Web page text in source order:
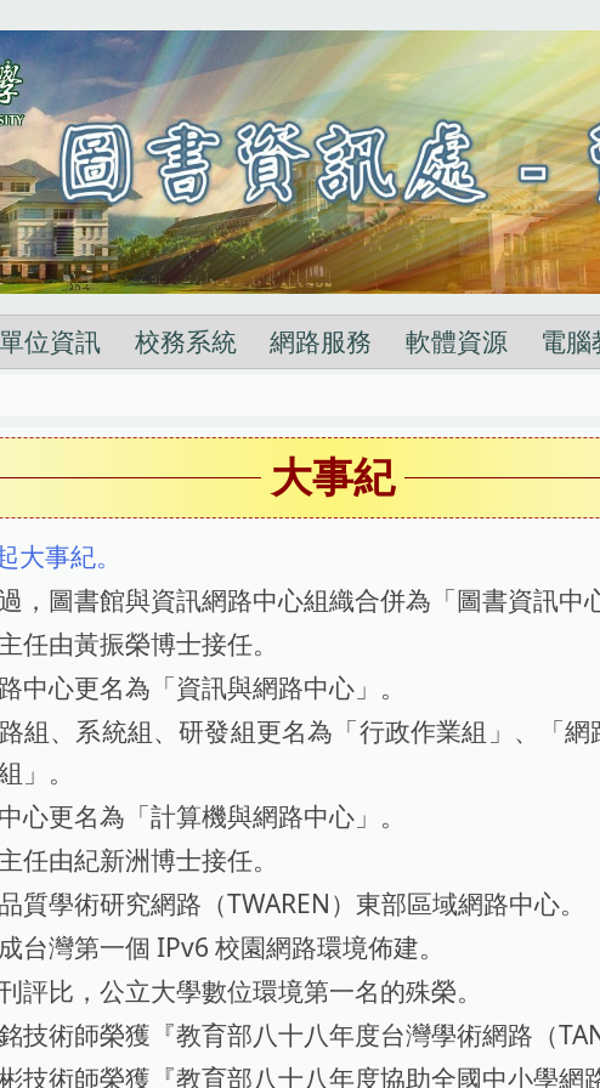
單位資訊 校務系統 網路服務 軟體資源 電腦
大事紀
大事紀。
，圖書館與資訊網路中心組織合併為「圖書資訊中
任由黃振榮博士接任。
中心更名為「資訊與網路中心」。
組、系統組、研發組更名為「行政作業組」、「網
」。
心更名為「計算機與網路中心」。
任由紀新洲博士接任。
質學術研究網路（TWAREN）東部區域網路中心。
台灣第一個 IPv6 校園網路環境佈建。
評比，公立大學數位環境第一名的殊榮。
技術師榮獲『教育部八十八年度台灣學術網路（
技術師榮獲『教育部八十八年度協助全國中小學網